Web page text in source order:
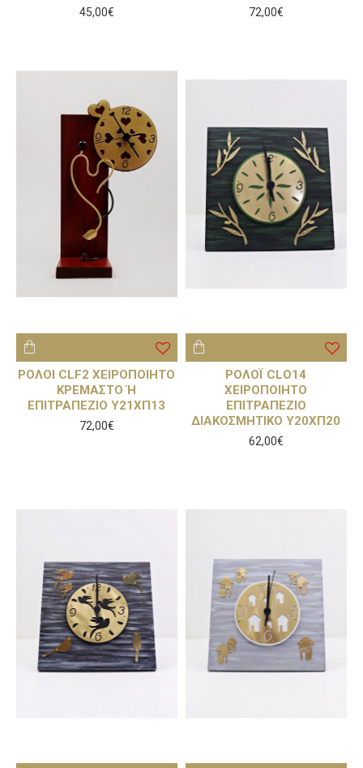
45,00€ 72,00€
ΡΟΛΟΙ CLF2 ΧΕΙΡΟΠΟΙΗΤΟ
ΚΡΕΜΑΣΤΟ Ή
ΕΠΙΤΡΑΠΕΖΙΟ Υ21ΧΠ13
72,00€
ΡΟΛΟΪ CLO14
ΧΕΙΡΟΠΟΙΗΤΟ
ΕΠΙΤΡΑΠΕΖΙΟ
ΔΙΑΚΟΣΜΗΤΙΚΟ Υ20ΧΠ20
62,00€